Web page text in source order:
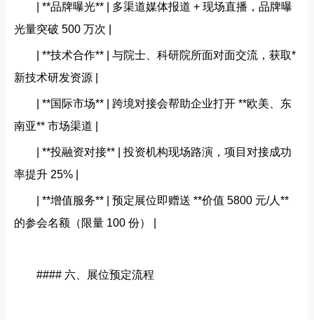
| **品牌曝光** | 多渠道媒体报道 + 现场直播，品牌曝
光量突破 500 万次 |
| **技术合作** | 与院士、科研院所面对面交流，获取*
新技术研发资源 |
| **国际市场** | 跨境对接会帮助企业打开 **欧美、东
南亚** 市场渠道 |
| **投融资对接** | 投资机构现场路演，项目对接成功
率提升 25% |
| **增值服务** | 预定展位即赠送 **价值 5800 元/人**
的参会名额（限量 100 份） |
#### 六、展位预定流程